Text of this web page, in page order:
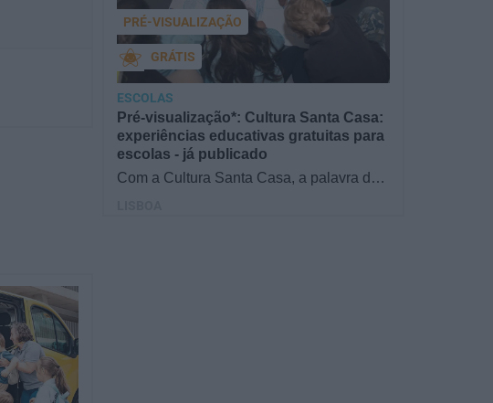
Pré-visualização*: Cultura Santa Casa:
experiências educativas gratuitas para
escolas - já publicado
Com a Cultura Santa Casa, a palavra de
GRÁTIS
PRÉ-VISUALIZAÇÃO
ESCOLAS